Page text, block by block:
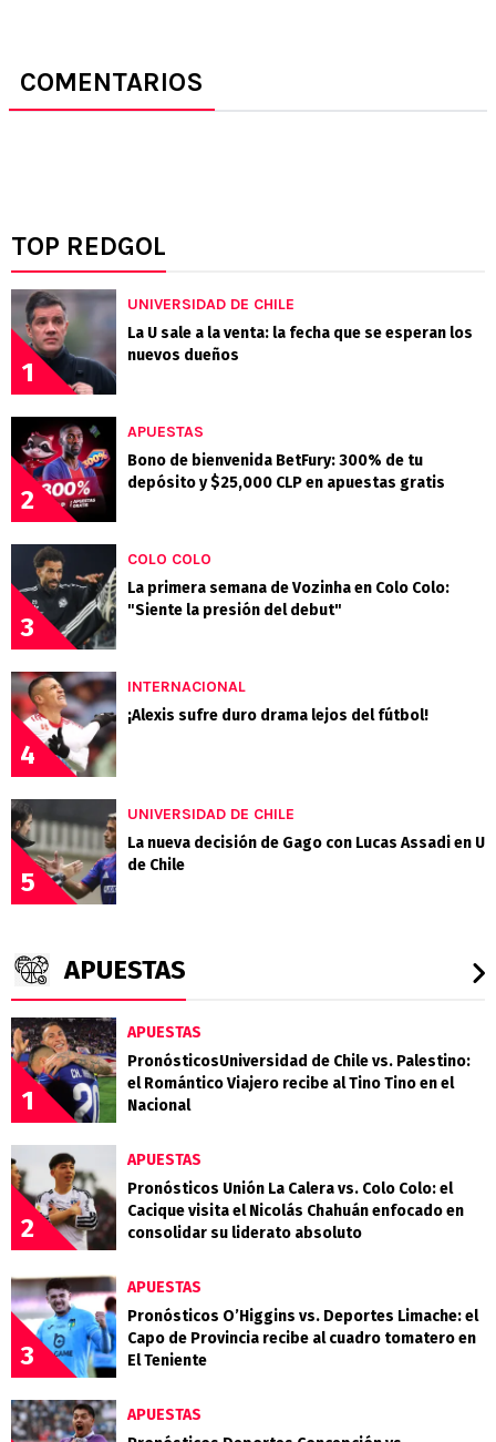
COMENTARIOS
TOP REDGOL
1
UNIVERSIDAD DE CHILE
La U sale a la venta: la fecha que se esperan los
nuevos dueños
2
APUESTAS
Bono de bienvenida BetFury: 300% de tu
depósito y $25,000 CLP en apuestas gratis
3
COLO COLO
La primera semana de Vozinha en Colo Colo:
"Siente la presión del debut"
4
INTERNACIONAL
¡Alexis sufre duro drama lejos del fútbol!
5
UNIVERSIDAD DE CHILE
La nueva decisión de Gago con Lucas Assadi en U
de Chile
APUESTAS
1
APUESTAS
PronósticosUniversidad de Chile vs. Palestino:
el Romántico Viajero recibe al Tino Tino en el
Nacional
2
APUESTAS
Pronósticos Unión La Calera vs. Colo Colo: el
Cacique visita el Nicolás Chahuán enfocado en
consolidar su liderato absoluto
3
APUESTAS
Pronósticos O’Higgins vs. Deportes Limache: el
Capo de Provincia recibe al cuadro tomatero en
El Teniente
APUESTAS